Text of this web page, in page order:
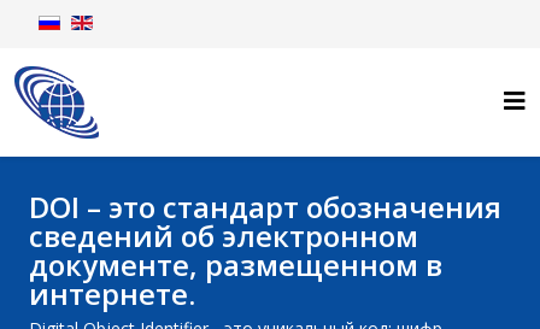
DOI – это стандарт обозначения
сведений об электронном
документе, размещенном в
интернете.